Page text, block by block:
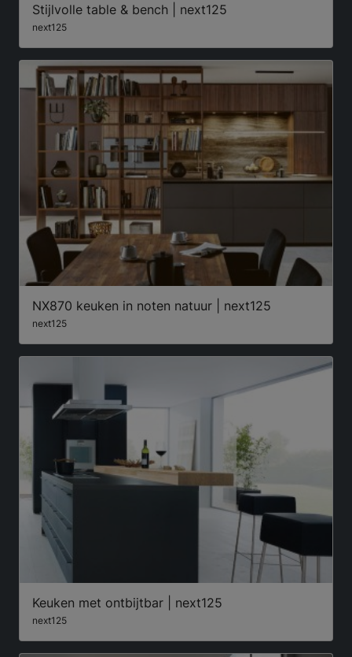
Stijlvolle table & bench | next125
next125
NX870 keuken in noten natuur | next125
next125
Keuken met ontbijtbar | next125
next125